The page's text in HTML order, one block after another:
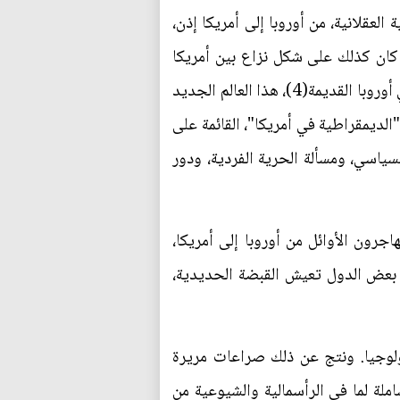
من أوروبا إلى أمريكا إذن،
كذلك على شكل نزاع بين أمريكا
الشمالية وأمريكا الجنوبية، إنها بلاد الأحلام لكل أولئك الذين ملوا وضجروا من مخزن الأسلحة التاريخي في أوروبا القديمة(4)، هذا العالم الجديد
في أمريكا"، القائمة على
ومسألة الحرية الفردية، ودور
الأوائل من أوروبا إلى أمريكا،
بعض الدول تعيش القبضة الحديدية،
ونتج عن ذلك صراعات مريرة
لما في الرأسمالية والشيوعية من